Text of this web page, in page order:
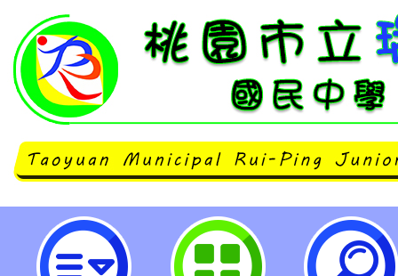
南崁自造教育及科技中心113年12
習計畫-桃園市立瑞坪國民中學